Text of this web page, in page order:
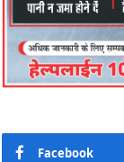
Facebook